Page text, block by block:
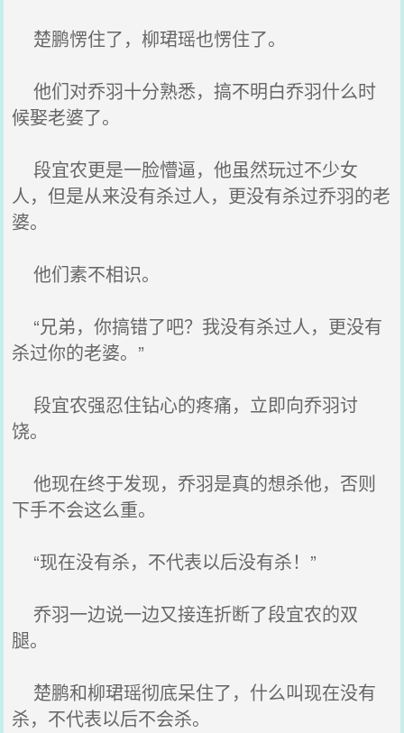
楚鹏愣住了，柳珺瑶也愣住了。
他们对乔羽十分熟悉，搞不明白乔羽什么时
候娶老婆了。
段宜农更是一脸懵逼，他虽然玩过不少女
人，但是从来没有杀过人，更没有杀过乔羽的老
婆。
他们素不相识。
“兄弟，你搞错了吧？我没有杀过人，更没有
杀过你的老婆。”
段宜农强忍住钻心的疼痛，立即向乔羽讨
饶。
他现在终于发现，乔羽是真的想杀他，否则
下手不会这么重。
“现在没有杀，不代表以后没有杀！”
乔羽一边说一边又接连折断了段宜农的双
腿。
楚鹏和柳珺瑶彻底呆住了，什么叫现在没有
杀，不代表以后不会杀。